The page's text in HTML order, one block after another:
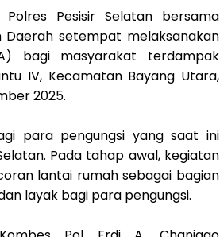
Polres Pesisir Selatan bersama
setempat melaksanakan
bagi masyarakat terdampak
IV, Kecamatan Bayang Utara,
2025.
para pengungsi yang saat ini
Pada tahap awal, kegiatan
lantai rumah sebagai bagian
layak bagi para pengungsi.